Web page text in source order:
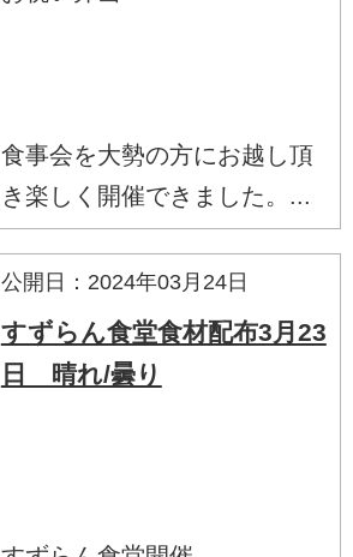
食事会を大勢の方にお越し頂
き楽しく開催できました。...
公開日：2024年03月24日
すずらん食堂食材配布3月23
日 晴れ/曇り